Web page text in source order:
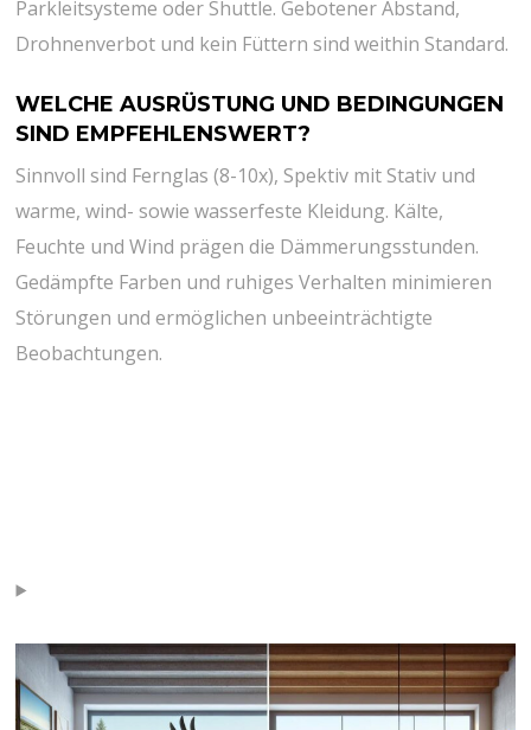
Parkleitsysteme oder​ Shuttle. Gebotener Abstand,
Drohnenverbot und kein Füttern sind weithin Standard.
WELCHE AUSRÜSTUNG UND BEDINGUNGEN
SIND EMPFEHLENSWERT?
Sinnvoll sind Fernglas (8-10x), Spektiv mit Stativ und
warme, wind- sowie wasserfeste Kleidung. Kälte,
Feuchte und ‌Wind prägen die Dämmerungsstunden.
Gedämpfte ​Farben und ruhiges Verhalten minimieren
Störungen und ermöglichen unbeeinträchtigte
Beobachtungen.